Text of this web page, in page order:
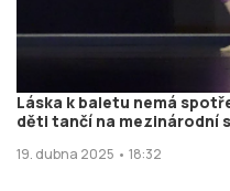
Láska k baletu nemá
děti tančí na mezinárodní
19. dubna 2025 • 18:32